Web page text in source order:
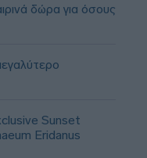
δώρα για όσους
Sunset
Eridanus